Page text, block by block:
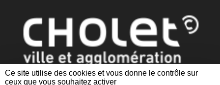
Ce site utilise des cookies et vous donne le contrôle sur
ceux que vous souhaitez activer